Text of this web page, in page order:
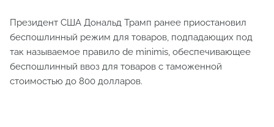
Президент США Дональд Трамп ранее приостановил
беспошлинный режим для товаров, подпадающих под
так называемое правило de minimis, обеспечивающее
беспошлинный ввоз для товаров с таможенной
стоимостью до 800 долларов.